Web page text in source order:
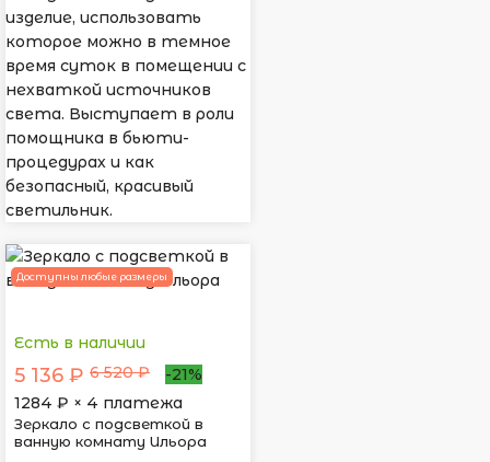
изделие, использовать
которое можно в темное
время суток в помещении с
нехваткой источников
света. Выступает в роли
помощника в бьюти-
процедурах и как
безопасный, красивый
светильник.
Доступны любые размеры
Есть в наличии
5 136 ₽ 6 520 ₽
-21%
1284 ₽ × 4 платежа
Зеркало с подсветкой в
ванную комнату Ильора